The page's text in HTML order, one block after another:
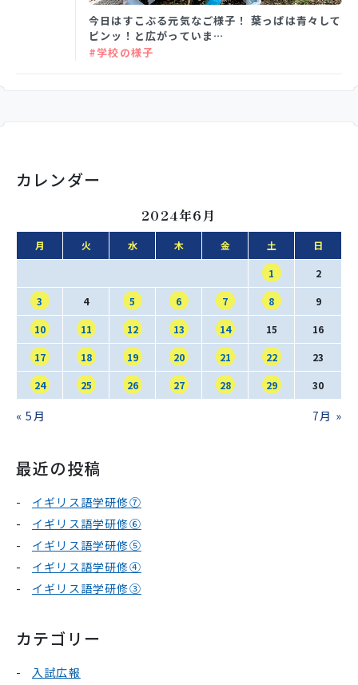
今日はすこぶる元気なご様子！ 葉っぱは青々して
ピンッ！と広がっていま…
#学校の様子
カレンダー
2024年6月
月 火 水 木 金 土 日
1 2
3 4 5 6 7 8 9
10 11 12 13 14 15 16
17 18 19 20 21 22 23
24 25 26 27 28 29 30
« 5月 7月 »
最近の投稿
イギリス語学研修⑦
イギリス語学研修⑥
イギリス語学研修⑤
イギリス語学研修④
イギリス語学研修③
カテゴリー
入試広報